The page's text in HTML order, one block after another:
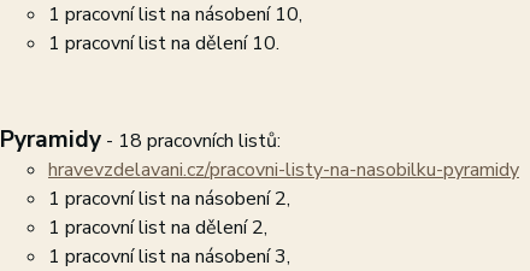
1 pracovní list na násobení 10,
1 pracovní list na dělení 10.
Pyramidy- 18 pracovních listů:
hravevzdelavani.cz/pracovni-listy-na-nasobilku-pyramidy
1 pracovní list na násobení 2,
1 pracovní list na dělení 2,
1 pracovní list na násobení 3,